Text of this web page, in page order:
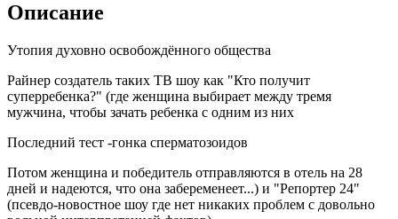
Описание
Утопия духовно освобождённого общества
Райнер создатель таких ТВ шоу как "Кто получит
суперребенка?" (где женщина выбирает между тремя
мужчина, чтобы зачать ребенка с одним из них
Последний тест -гонка сперматозоидов
Потом женщина и победитель отправляются в отель на 28
дней и надеются, что она забеременеет...) и "Репортер 24"
(псевдо-новостное шоу где нет никаких проблем с довольно